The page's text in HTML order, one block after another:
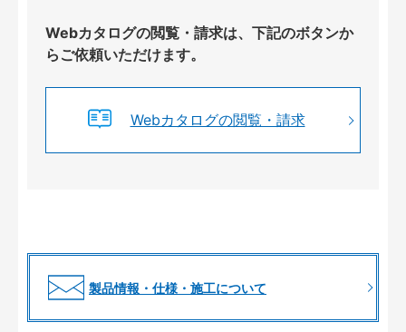
Webカタログの閲覧・請求は、下記のボタンか
らご依頼いただけます。
Webカタログの閲覧・請求
製品情報・仕様・施工について